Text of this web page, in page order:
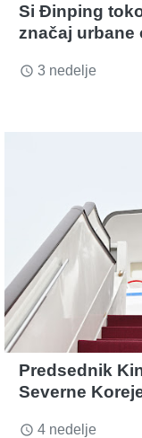
Si Đinping
značaj urbane
access_time 3 nedelje
Predsednik
Severne
access_time 4 nedelje